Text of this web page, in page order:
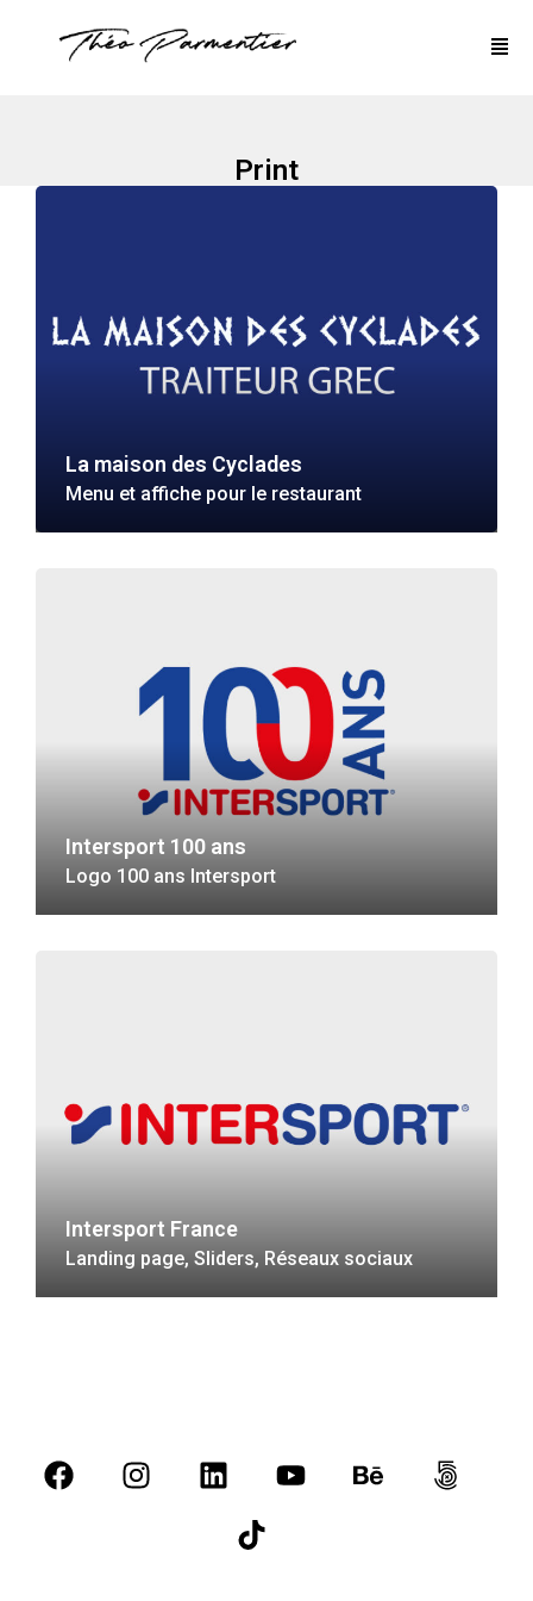
Print
La maison des Cyclades
Menu et affiche pour le restaurant
Intersport 100 ans
Logo 100 ans Intersport
Intersport France
Landing page, Sliders, Réseaux sociaux